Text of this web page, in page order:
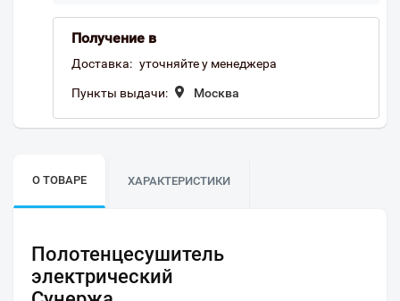
Получение в
Доставка: уточняйте у менеджера
Пункты выдачи: Москва
О ТОВАРЕ ХАРАКТЕРИСТИКИ
Полотенцесушитель
электрический